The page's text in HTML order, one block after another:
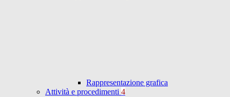
Rappresentazione grafica
Attività e procedimenti 4